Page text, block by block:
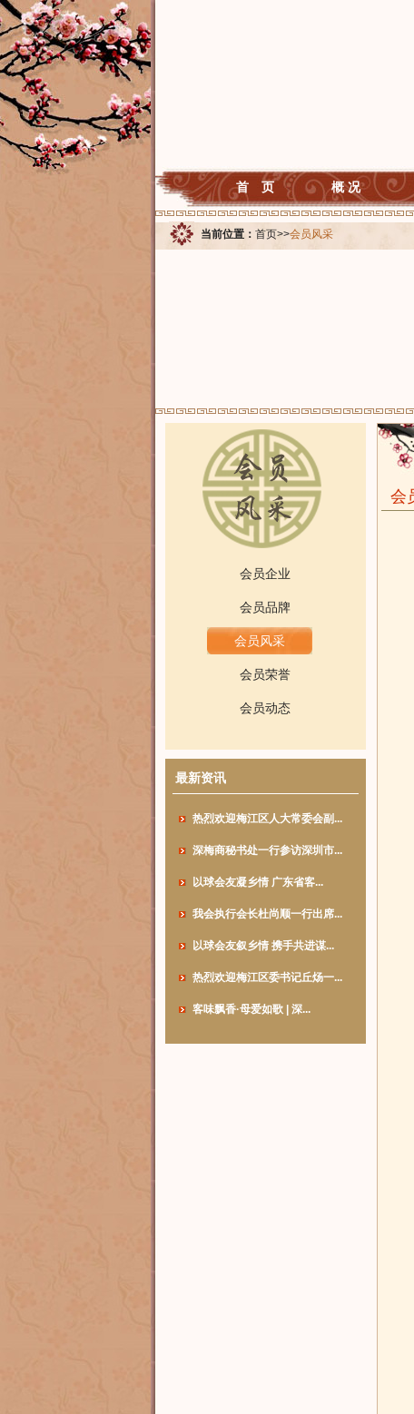
首 页 概 况
当前位置： 首页>>会员风采
会员企业
会员品牌
会员风采
会员荣誉
会员动态
最新资讯
热烈欢迎梅江区人大常委会副...
深梅商秘书处一行参访深圳市...
以球会友凝乡情 广东省客...
我会执行会长杜尚顺一行出席...
以球会友叙乡情 携手共进谋...
热烈欢迎梅江区委书记丘炀一...
客味飘香·母爱如歌 | 深...
会